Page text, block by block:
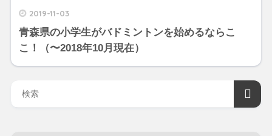
2019-11-03
青森県の小学生がバドミントンを始めるならこ
こ！（〜2018年10月現在）